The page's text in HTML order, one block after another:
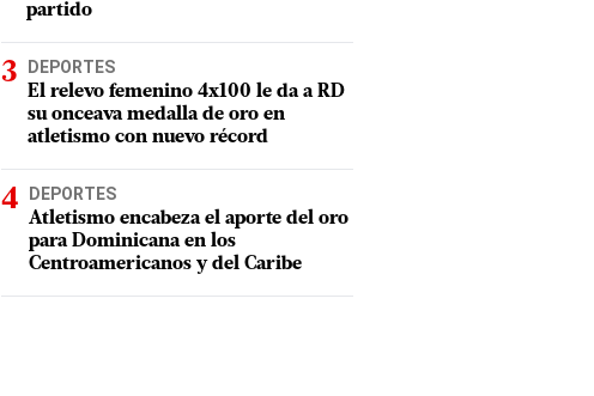
partido
DEPORTES
El relevo femenino 4x100 le da a RD
su onceava medalla de oro en
atletismo con nuevo récord
DEPORTES
Atletismo encabeza el aporte del oro
para Dominicana en los
Centroamericanos y del Caribe